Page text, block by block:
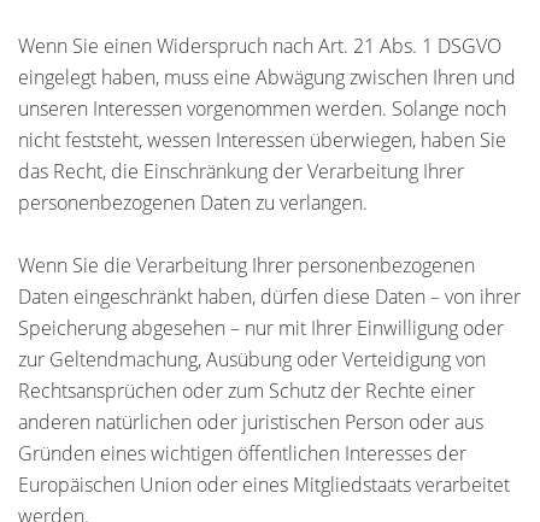
Wenn Sie einen Widerspruch nach Art. 21 Abs. 1 DSGVO
eingelegt haben, muss eine Abwägung zwischen Ihren und
unseren Interessen vorgenommen werden. Solange noch
nicht feststeht, wessen Interessen überwiegen, haben Sie
das Recht, die Einschränkung der Verarbeitung Ihrer
personenbezogenen Daten zu verlangen.
Wenn Sie die Verarbeitung Ihrer personenbezogenen
Daten eingeschränkt haben, dürfen diese Daten – von ihrer
Speicherung abgesehen – nur mit Ihrer Einwilligung oder
zur Geltendmachung, Ausübung oder Verteidigung von
Rechtsansprüchen oder zum Schutz der Rechte einer
anderen natürlichen oder juristischen Person oder aus
Gründen eines wichtigen öffentlichen Interesses der
Europäischen Union oder eines Mitgliedstaats verarbeitet
werden.